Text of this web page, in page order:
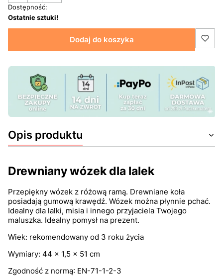
Dostępność:
Ostatnie sztuki!
Dodaj do koszyka
Opis produktu
Drewniany wózek dla lalek
Przepiękny wózek z różową ramą. Drewniane koła
posiadają gumową krawędź. Wózek można płynnie pchać.
Idealny dla lalki, misia i innego przyjaciela Twojego
maluszka. Idealny pomysł na prezent.
Wiek: rekomendowany od 3 roku życia
Wymiary: 44 x 1,5 x 51 cm
Zgodność z normą: EN-71-1-2-3